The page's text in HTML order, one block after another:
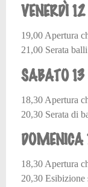
VENERDÌ
19,00 Apertura
21,00 Serata
SABATO
18,30 Apertura
20,30 Serata di
18,30 Apertura
20,30 Esibizione